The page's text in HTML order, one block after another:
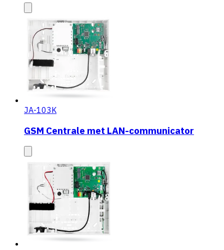
JA-103K
GSM Centrale met LAN-communicator